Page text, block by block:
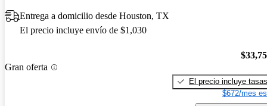
Entrega a domicilio desde Houston, TX
El precio incluye envío de $1,030
Gran oferta
El precio incluye tasas
$672/mes